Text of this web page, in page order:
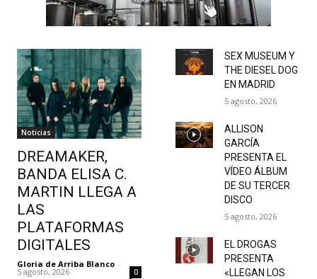
Noticias
DREAMAKER,
BANDA ELISA C.
MARTIN LLEGA A
LAS
PLATAFORMAS
DIGITALES
Gloria de Arriba Blanco -
5 agosto, 2026 0
SEX MUSEUM Y
THE DIESEL DOG
EN MADRID
5 agosto, 2026
ALLISON
GARCÍA
PRESENTA EL
VÍDEO ÁLBUM
DE SU TERCER
DISCO
5 agosto, 2026
EL DROGAS
PRESENTA
«LLEGAN LOS